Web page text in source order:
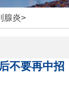
腺炎>
不要再中招